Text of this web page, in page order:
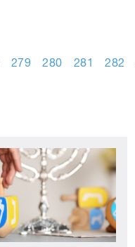
279 280 281 282